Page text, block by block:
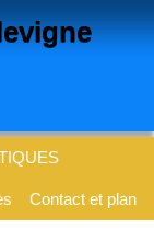
Contact et plan